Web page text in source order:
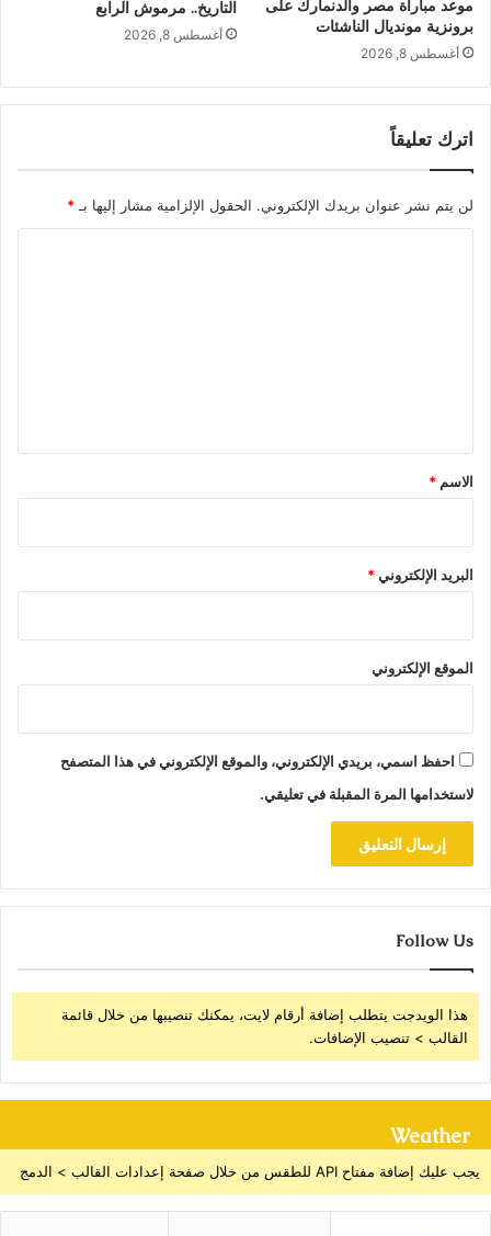
موعد مباراة مصر والدنمارك على
برونزية مونديال الناشئات
أغسطس 8, 2026
التاريخ.. مرموش الرابع
أغسطس 8, 2026
اترك تعليقاً
لن يتم نشر عنوان بريدك الإلكتروني. الحقول الإلزامية مشار إليها بـ *
*
الاسم *
البريد الإلكتروني*
الموقع الإلكتروني
احفظ اسمي، بريدي الإلكتروني، والموقع الإلكتروني في هذا المتصفح
لاستخدامها المرة المقبلة في تعليقي.
Follow Us
هذا الويدجت يتطلب إضافة أرقام لايت، يمكنك تنصيبها من خلال قائمة
القالب > تنصيب الإضافات.
Weather
يجب عليك إضافة مفتاح API للطقس من خلال صفحة إعدادات القالب > الدمج